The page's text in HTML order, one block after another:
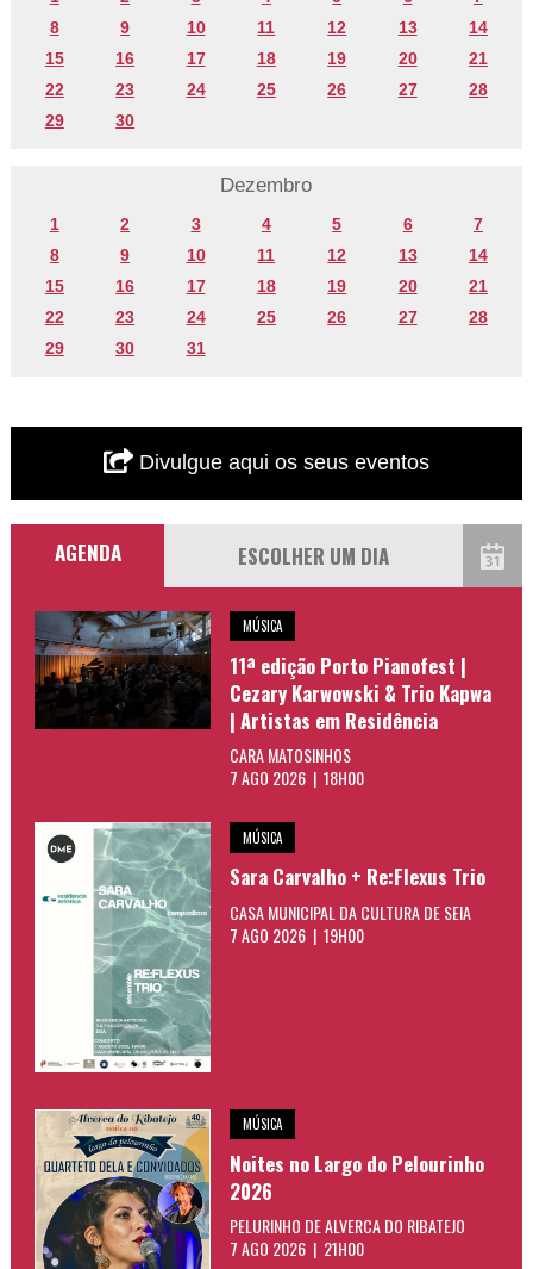
8
9 10 11 12 13
14
15
16 17 18 19 20
21
22
23 24 25 26 27
28
29
30
Dezembro
1 2 3 4 5 6
7
8
9 10 11 12 13
14
15
16 17 18 19 20
21
22
23 24 25 26 27
28
29
30 31
Divulgue aqui os seus eventos
AGENDA
MÚSICA
11ª edição Porto Pianofest |
Cezary Karwowski & Trio Kapwa
| Artistas em Residência
CARA MATOSINHOS
7 AGO 2026 | 18H00
MÚSICA
Sara Carvalho + Re:Flexus Trio
CASA MUNICIPAL DA CULTURA DE SEIA
7 AGO 2026 | 19H00
MÚSICA
Noites no Largo do Pelourinho
2026
PELURINHO DE ALVERCA DO RIBATEJO
7 AGO 2026 | 21H00